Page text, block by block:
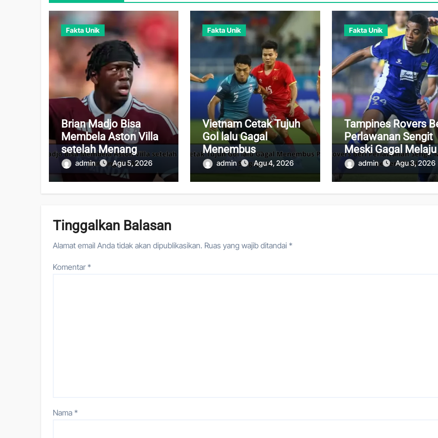
Fakta Unik
Brian Madjo Bisa
Membela Aston Villa
setelah Menang
Banding di CAS
admin Agu 5, 2026
Fakta Unik
Vietnam Cetak Tujuh
Gol lalu Gagal
Menembus
Pertahanan Singapura
admin Agu 4, 2026
Fakta Unik
Tampines Rovers
Perlawanan Sengit
Meski Gagal Melaju
ke Semifinal
admin Agu 3, 2026
Tinggalkan Balasan
Alamat email Anda tidak akan dipublikasikan. Ruas yang wajib ditandai *
Komentar*
Nama *